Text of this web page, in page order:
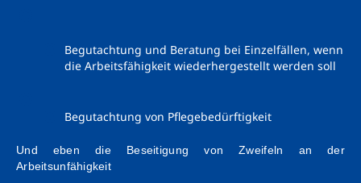
Stellenangebote
Kontakt
Begutachtung und Beratung bei Einzelfällen, wenn
die Arbeitsfähigkeit wiederhergestellt werden soll
Begutachtung von Pflegebedürftigkeit
Und eben die Beseitigung von Zweifeln an der
Arbeitsunfähigkeit